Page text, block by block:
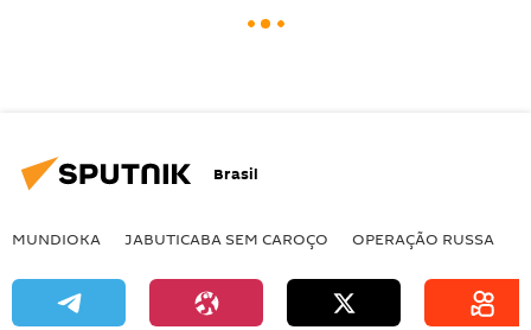
Brasil
MUNDIOKA JABUTICABA SEM CAROÇO OPERAÇÃO RUSSA